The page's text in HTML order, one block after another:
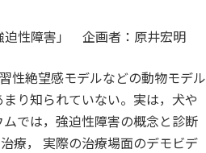
迫性障害」 企画者：原井宏明
性絶望感モデルなどの動物モデル
り知られていない。実は，犬や
では，強迫性障害の概念と診断
療， 実際の治療場面のデモビデ